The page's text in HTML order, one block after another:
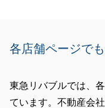
各店舗ページで
東急リバブルでは、
ています。不動産会